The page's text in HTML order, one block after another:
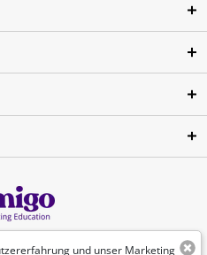
und unser Marketing